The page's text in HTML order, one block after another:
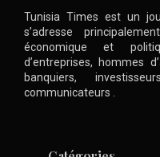
Tunisia Times est un
s’adresse
économique et
d’entreprises, hommes
banquiers,
communicateurs .